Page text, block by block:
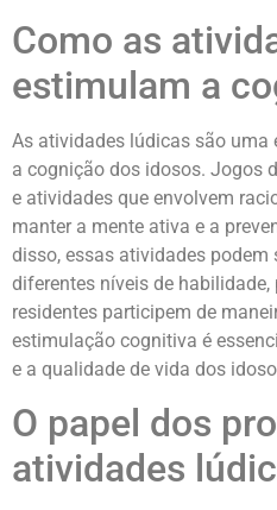
Como as
estimulam a
As atividades lúdicas são uma
a cognição dos idosos. Jogos
e atividades que envolvem
manter a mente ativa e a
disso, essas atividades podem
diferentes níveis de
residentes participem de
estimulação cognitiva é
e a qualidade de vida dos
O papel dos
atividades